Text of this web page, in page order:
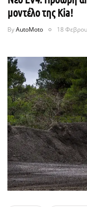
μοντέλο της Kia!
ByAutoMoto 18